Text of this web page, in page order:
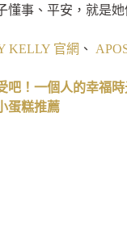
懂事、平安，就是她
KELLY 官網 、
吧！一個人的幸福
蛋糕推薦